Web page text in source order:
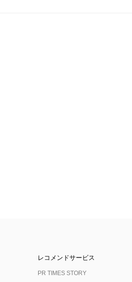
レコメンドサービス
PR TIMES STORY